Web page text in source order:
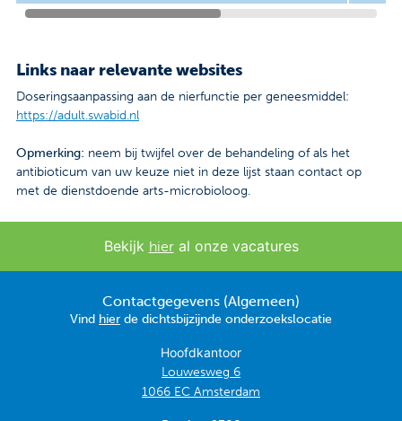
Links naar relevante websites
Doseringsaanpassing aan de nierfunctie per geneesmiddel:
https://adult.swabid.nl
Opmerking: neem bij twijfel over de behandeling of als het
antibioticum van uw keuze niet in deze lijst staan contact op
met de dienstdoende arts-microbioloog.
Bekijk hieral onze vacatures
Contactgegevens (Algemeen)
Vind hier de dichtsbijzijnde onderzoekslocatie
Hoofdkantoor
Louwesweg 6
1066 EC Amsterdam